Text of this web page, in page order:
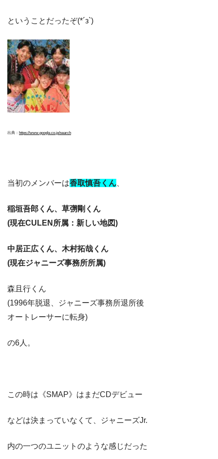
ということだったぞ(*´з`)
出典： https://www.google.co.jp/search
当初のメンバーは香取慎吾くん
稲垣吾郎くん、草彅剛くん
(現在CULEN所属：新しい地図)
中居正広くん、木村拓哉くん
(現在ジャニーズ事務所所属)
森且行くん
(1996年脱退、ジャニーズ事務所退所後
オートレーサーに転身)
の6人。
この時は《SMAP》はまだCDデビュー
などは決まっていなくて、ジャニーズJr.
内の一つのユニットのような感じだった